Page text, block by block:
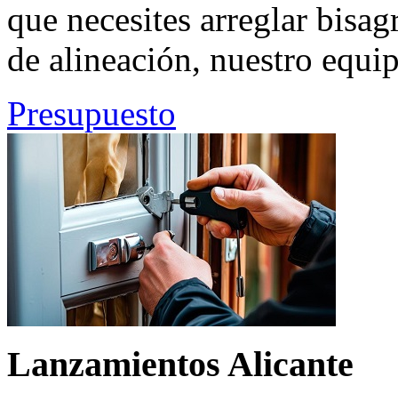
que necesites arreglar
de alineación, nuestro
Presupuesto
Lanzamientos Alicante